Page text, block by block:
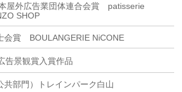
屋外広告業団体連合会賞 patisserie
SHOP
会賞 BOULANGERIE NiCONE
告景観賞入賞作品
共部門）トレインパーク白山